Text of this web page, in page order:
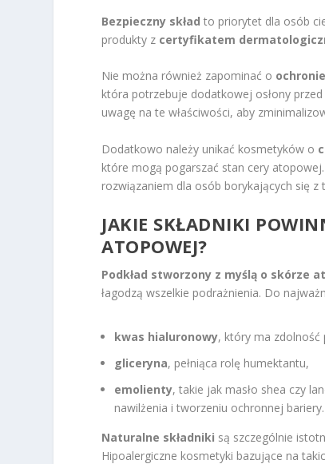
Bezpieczny skład to priorytet dla osób
produkty z certyfikatem
Nie można również zapominać o
która potrzebuje dodatkowej osłony
uwagę na te właściwości, aby
Dodatkowo należy unikać kosmetyków o
które mogą pogarszać stan cery atopowej.
rozwiązaniem dla osób borykających się z
JAKIE SKŁADNIKI
ATOPOWEJ?
Podkład stworzony z myślą o skórze
łagodzą wszelkie podrażnienia. Do
kwas hialuronowy, który ma zdolność
gliceryna, pełniąca rolę humektantu,
emolienty, takie jak masło shea czy
nawilżenia i tworzeniu ochronnej bariery.
Naturalne składniki są szczególnie
Hipoalergiczne kosmetyki bazujące na